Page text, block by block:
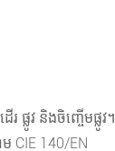
ផ្លូវ និងចិញ្ចើមផ្លូវ។
​​CIE 140/EN